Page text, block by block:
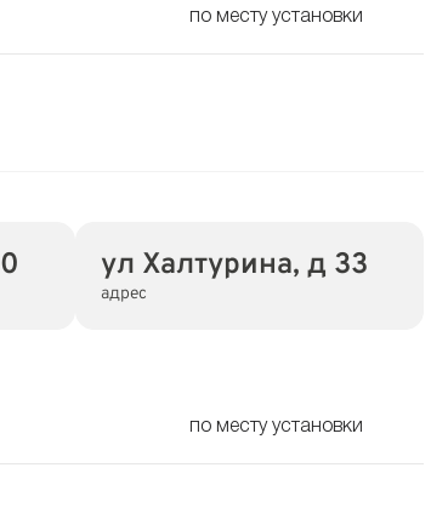
по месту установки
ул Халтурина, д 33
адрес
по месту установки